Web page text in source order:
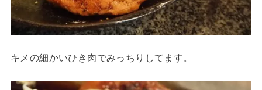
キメの細かいひき肉でみっちりしてます。